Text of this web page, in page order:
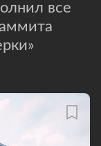
все